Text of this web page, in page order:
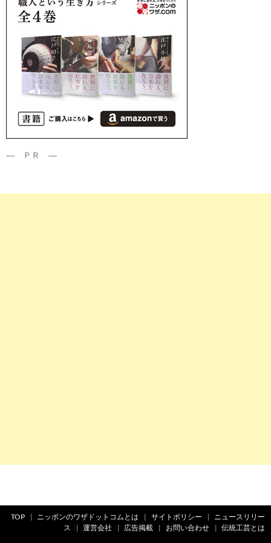
― ＰＲ ―
TOP ニッポンのワザドットコムとは サイトポリシー
ニュースリリー
ス
運営会社 広告掲載 お問い合わせ 伝統工芸とは